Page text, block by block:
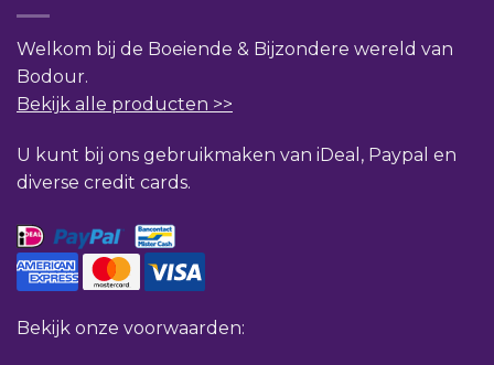
Welkom bij de Boeiende & Bijzondere wereld van
Bodour.
Bekijk alle producten >>
U kunt bij ons gebruikmaken van iDeal, Paypal en
diverse credit cards.
Bekijk onze voorwaarden: